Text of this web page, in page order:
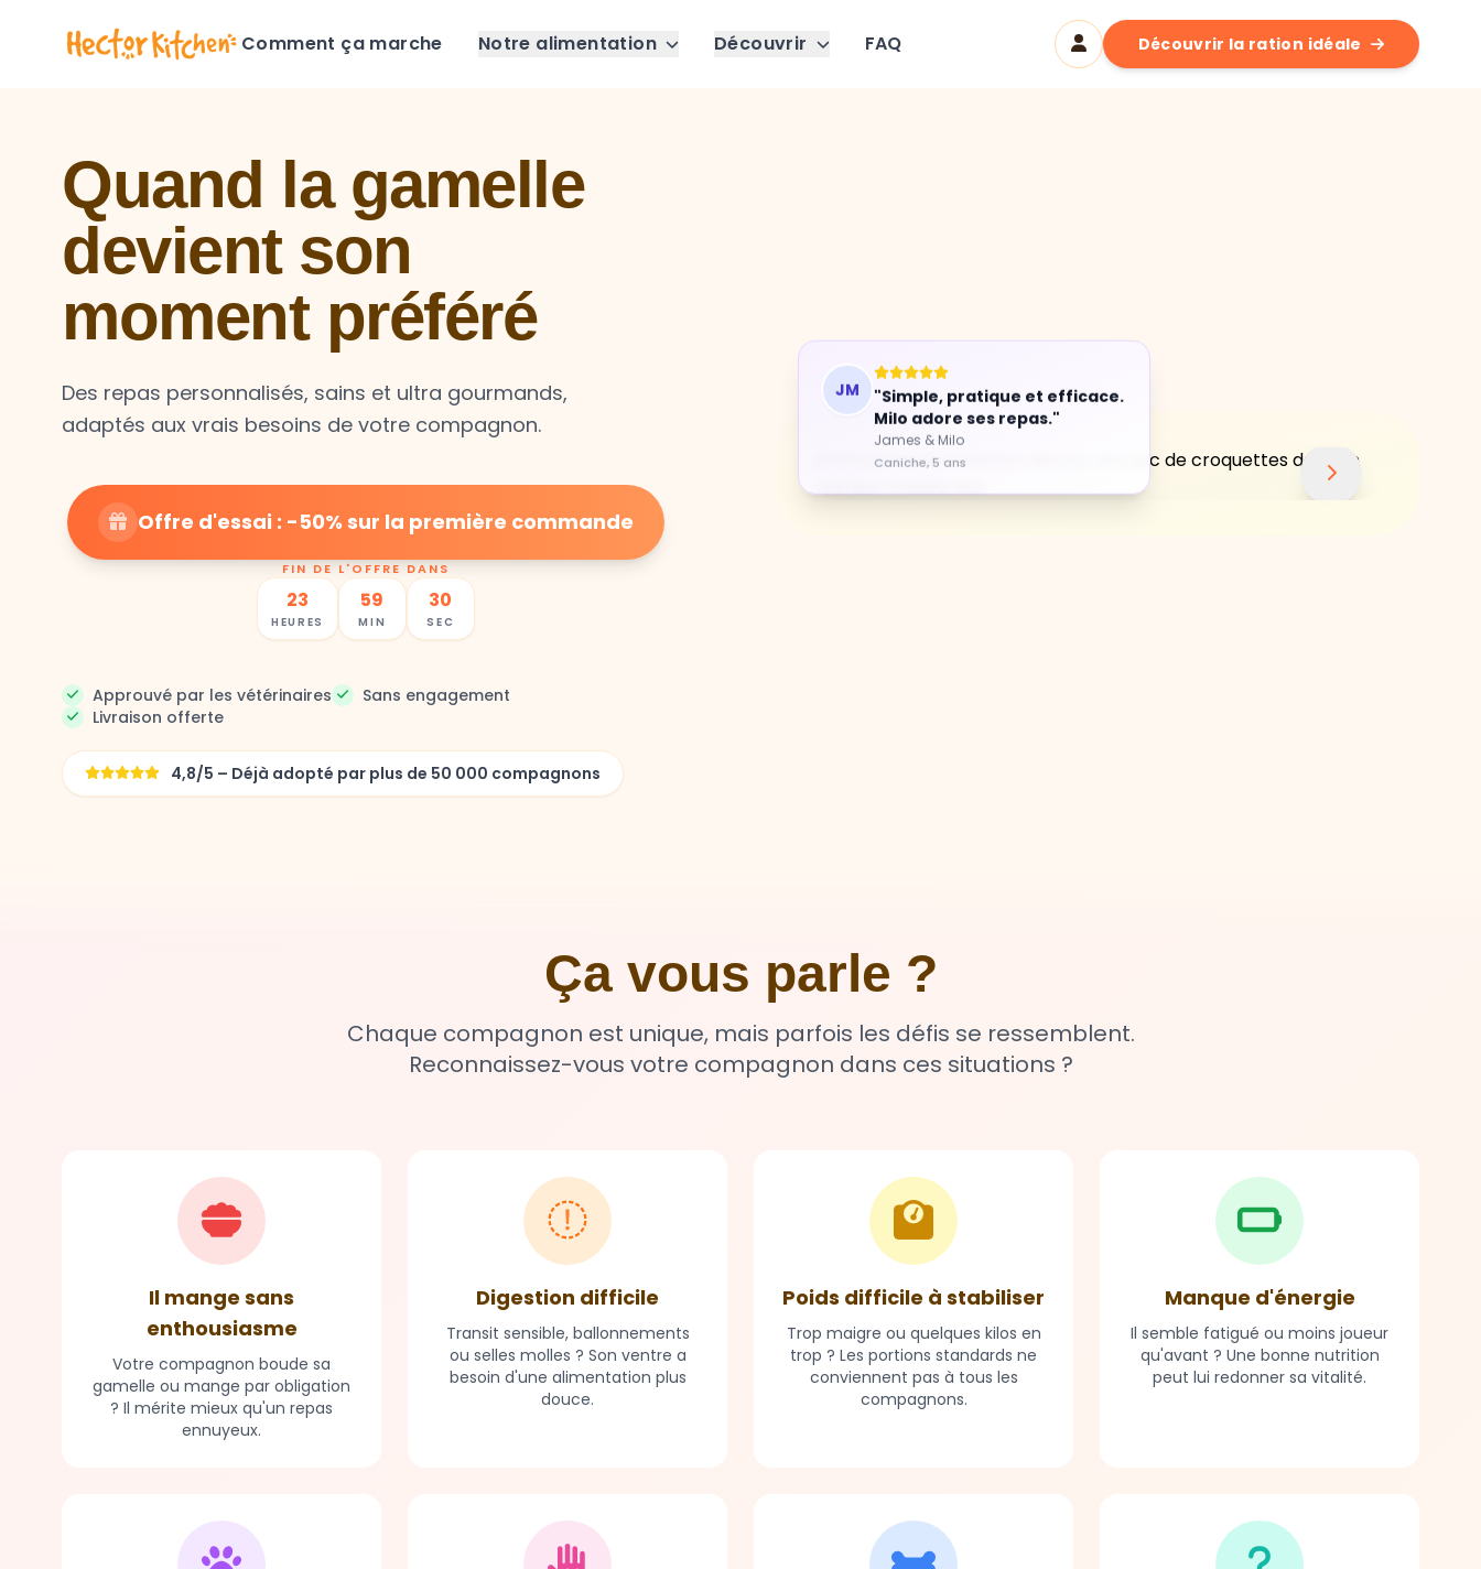
Comment ça marche Notre alimentation Découvrir FAQ Découvrir la ration idéale
Quand la gamelle
devient son
moment préféré
Des repas personnalisés, sains et ultra gourmands,
adaptés aux vrais besoins de votre compagnon.
Offre d'essai : -50% sur la première commande
FIN DE L'OFFRE DANS
23
HEURES
59
MIN
28
SEC
Approuvé par les vétérinaires
Sans engagement
Livraison offerte
4,8/5 – Déjà adopté par plus de 50 000 compagnons
JM
"Simple, pratique et efficace.
Milo adore ses repas."
James & Milo
Ça vous parle ?
Chaque compagnon est unique, mais parfois les défis se ressemblent.
Reconnaissez-vous votre compagnon dans ces situations ?
Il mange sans
enthousiasme
Votre compagnon boude sa
gamelle ou mange par obligation
? Il mérite mieux qu'un repas
ennuyeux.
Digestion difficile
Transit sensible, ballonnements
ou selles molles ? Son ventre a
besoin d'une alimentation plus
douce.
Poids difficile à stabiliser
Trop maigre ou quelques kilos en
trop ? Les portions standards ne
conviennent pas à tous les
compagnons.
Manque d'énergie
Il semble fatigué ou moins joueur
qu'avant ? Une bonne nutrition
peut lui redonner sa vitalité.